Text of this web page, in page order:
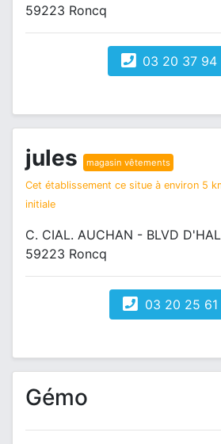
59223 Roncq
03 20 37 94
jules magasin vêtements
Cet établissement ce situe à environ 5
initiale
C. CIAL. AUCHAN - BLVD
59223 Roncq
03 20 25 61
Gémo